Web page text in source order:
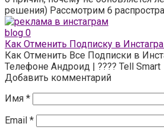
решения) Рассмотрим 6
blog 0
Как Отменить Подписку в
Как Отменить Все Подписки в
Телефоне Андроид | ???? Tell Smart
Добавить комментарий
Имя *
Email *